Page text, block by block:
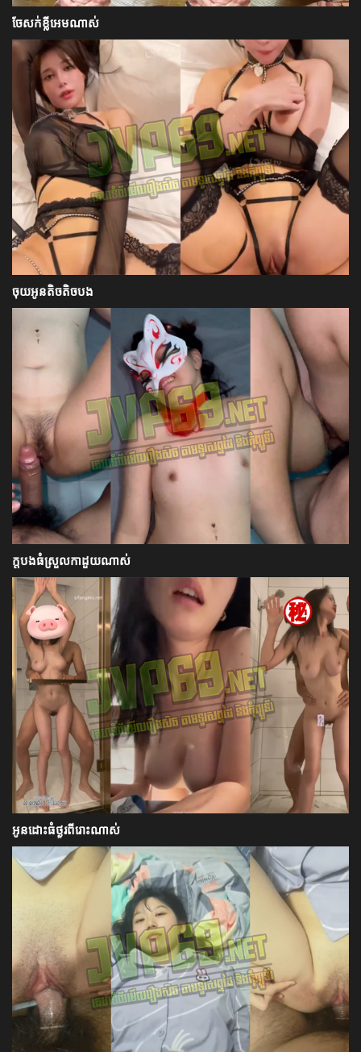
ចែសក់ខ្លីអេមណាស់
ចុយអូនតិចតិចបង
ក្ដបងធំស្រួលកាដួយណាស់
អូនដោះធំថ្ងូរពីរោះណាស់